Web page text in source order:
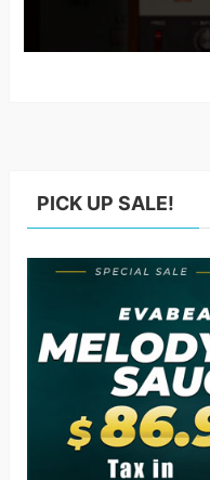
PICK UP SALE!